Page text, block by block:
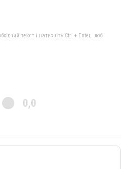
текст і натисніть Ctrl + Enter, щоб
0,0